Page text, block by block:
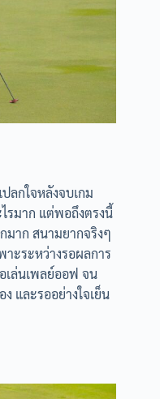
ลกใจหลังจบเกม
รมาก แต่พอถึงตรงนี้
มาก สนามยากจริงๆ
ะระหว่างรอผลการ
เล่นเพลย์ออฟ จน
และรออย่างใจเย็น